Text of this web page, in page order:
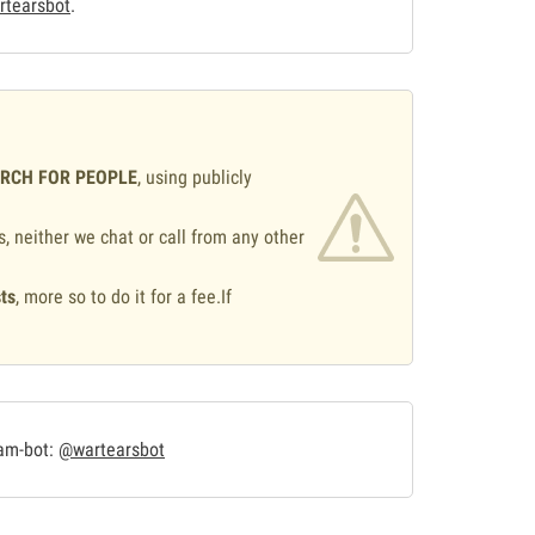
.
FOR PEOPLE, using publicly
neither we chat or call from any other
, more so to do it for a fee.If
bot: @wartearsbot